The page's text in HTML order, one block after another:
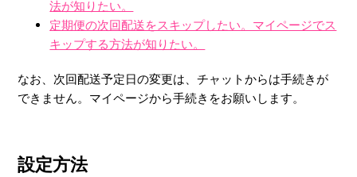
法が知りたい。
定期便の次回配送をスキップしたい。マイページでス
キップする方法が知りたい。
なお、次回配送予定日の変更は、チャットからは手続きが
できません。マイページから手続きをお願いします。
設定方法